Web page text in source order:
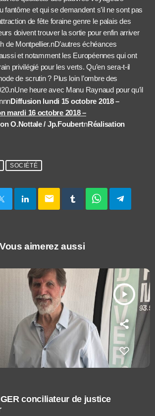
fantôme et qui se demandent s’il ne sont pas
de fête foraine genre le palais des
doivent trouver la sortie pour enfin arriver
de Montpellier.nD’autres échéances
et notamment les Européennes qui ont
privilégié pour les verts. Qu’en sera-t-il
de scrutin ? Plus loin l’ombre des
heure avec Manu Raynaud pour qu’il
Diffusion lundi 15 octobre 2018 –
mardi 16 octobre 2018 –
O.Nottale / Jp.FoubertnRéalisation
SOCIÉTÉ
email
Vous aimerez aussi
play_arrow
conciliateur de justice